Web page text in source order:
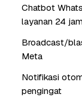
Chatbot
layanan 24 jam
Broadcast/
Meta
Notifikasi
pengingat